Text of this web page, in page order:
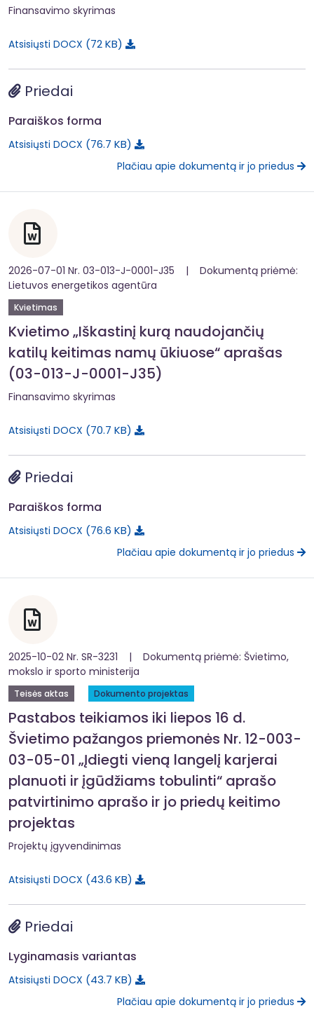
Finansavimo skyrimas
Atsisiųsti DOCX 72 KB
Priedai
Paraiškos forma
Atsisiųsti DOCX 76.7 KB
Plačiau apie dokumentą ir jo priedus
2026-07-01 Nr. 03-013-J-0001-J35 | Dokumentą priėmė:
Lietuvos energetikos agentūra
Kvietimas
Kvietimo „Iškastinį kurą naudojančių
katilų keitimas namų ūkiuose“ aprašas
(03-013-J-0001-J35)
Finansavimo skyrimas
Atsisiųsti DOCX 70.7 KB
Priedai
Paraiškos forma
Atsisiųsti DOCX 76.6 KB
Plačiau apie dokumentą ir jo priedus
2025-10-02 Nr. SR-3231 | Dokumentą priėmė: Švietimo,
mokslo ir sporto ministerija
Teisės aktas Dokumento projektas
Pastabos teikiamos iki liepos 16 d.
Švietimo pažangos priemonės Nr. 12-003-
03-05-01 „Įdiegti vieną langelį karjerai
planuoti ir įgūdžiams tobulinti“ aprašo
patvirtinimo aprašo ir jo priedų keitimo
projektas
Projektų įgyvendinimas
Atsisiųsti DOCX 43.6 KB
Priedai
Lyginamasis variantas
Atsisiųsti DOCX 43.7 KB
Plačiau apie dokumentą ir jo priedus